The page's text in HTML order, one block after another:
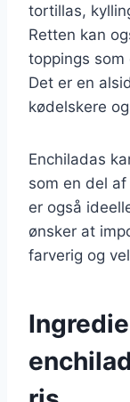
tortillas,
Retten kan
toppings som
Det er en
kødelskere
Enchiladas
som en del
er også
ønsker at
farverig og